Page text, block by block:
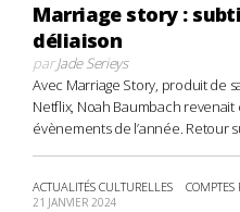
Marriage story :
déliaison
parJade Serieys
Avec Marriage Story, produit de
Netflix, Noah Baumbach revenait
évènements de l’année. Retour
ACTUALITÉS CULTURELLES COMPTES
21 JANVIER 2024